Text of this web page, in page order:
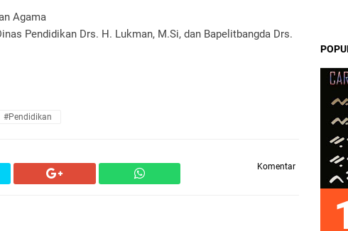
Agama
Pendidikan Drs. H. Lukman, M.Si, dan Bapelitbangda Drs.
#Pendidikan
Komentar